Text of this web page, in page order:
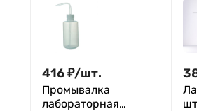
делениями, п/п,
Kartell
416₽/шт.
Промывалка
лабораторная